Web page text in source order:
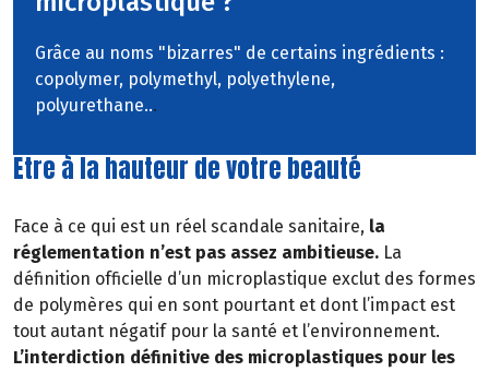
Grâce au noms "bizarres" de certains ingrédients :
copolymer, polymethyl, polyethylene,
polyurethane...
Etre à la hauteur de votre beauté
Face à ce qui est un réel scandale sanitaire, la
réglementation n’est pas assez ambitieuse. La
définition officielle d’un microplastique exclut des formes
de polymères qui en sont pourtant et dont l’impact est
tout autant négatif pour la santé et l’environnement.
L’interdiction définitive des microplastiques pour les